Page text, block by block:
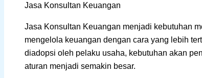
Jasa Konsultan Keuangan
Jasa Konsultan Keuangan menjadi kebutuhan
mengelola keuangan dengan cara yang lebih
diadopsi oleh pelaku usaha, kebutuhan akan
aturan menjadi semakin besar.